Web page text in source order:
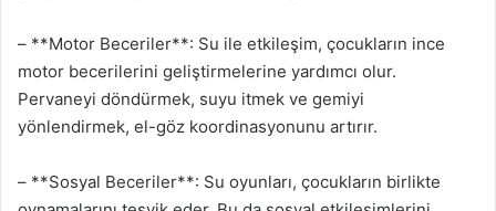
– **Motor Beceriler**: Su ile etkileşim, çocukların ince
motor becerilerini geliştirmelerine yardımcı olur.
Pervaneyi döndürmek, suyu itmek ve gemiyi
yönlendirmek, el-göz koordinasyonunu artırır.
– **Sosyal Beceriler**: Su oyunları, çocukların birlikte